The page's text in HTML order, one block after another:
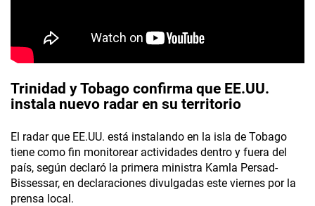
Trinidad y Tobago confirma que EE.UU.
instala nuevo radar en su territorio
El radar que EE.UU. está instalando en la isla de Tobago
tiene como fin monitorear actividades dentro y fuera del
país, según declaró la primera ministra Kamla Persad-
Bissessar, en declaraciones divulgadas este viernes por la
prensa local.